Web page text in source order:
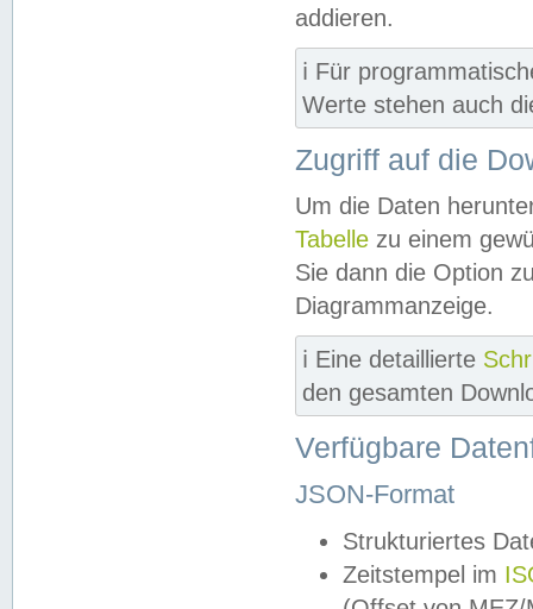
addieren.
ℹ️ Für
Werte stehen auch
Zugriff auf die
Um die Daten
Tabelle zu einem
Sie dann die Option
Diagrammanzeige.
ℹ️ Eine detaillierte
den gesamten
Verfügbare
JSON-Format
Strukturiertes
Zeitstempel im